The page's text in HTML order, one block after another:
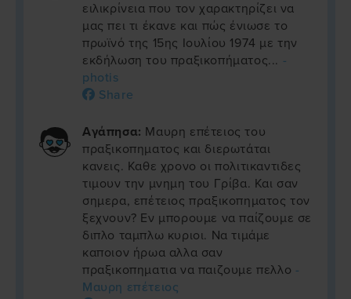
ειλικρίνεια που τον χαρακτηρίζει να
μας πει τι έκανε και πώς ένιωσε το
πρωϊνό της 15ης Ιουλίου 1974 με την
εκδήλωση του πραξικοπήματος... -
photis
Share
Αγάπησα: Μαυρη επέτειος του
πραξικοπηματος και διερωτάται
κανεις. Καθε χρονο οι πολιτικαντιδες
τιμουν την μνημη του Γρίβα. Και σαν
σημερα, επέτειος πραξικοπηματος τον
ξεχνουν? Εν μπορουμε να παίζουμε σε
διπλο ταμπλω κυριοι. Να τιμάμε
καποιον ήρωα αλλα σαν
πραξικοπηματια να παιζουμε πελλο -
Μαυρη επέτειος